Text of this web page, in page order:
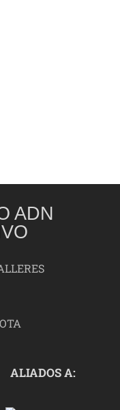
ADN
ALIADOS A: